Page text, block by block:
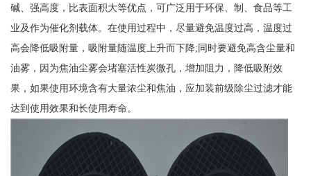
碱、强高度，比表面积大等优点，可广泛用于环保、制、食品等工
业及作为催化剂载体。在使用过程中，尽量避免温度过高，温度过
高会降低吸附量，吸附量随温度上升而下降;同时要避免高含尘量和
油雾，因为焦油尘雾会堵塞活性炭微孔，增加阻力，降低吸附效
果，如果使用环境含有大量浓尘和焦油，应加装前级除尘过滤才能
达到使用效果和长使用寿命。